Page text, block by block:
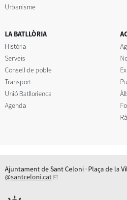
Urbanisme
LA BATLLÒRIA
Història
Serveis
Consell de poble
Transport
Unió Batllorienca
Agenda
Ajuntament de Sant Celoni · Plaça de la
@santceloni.cat